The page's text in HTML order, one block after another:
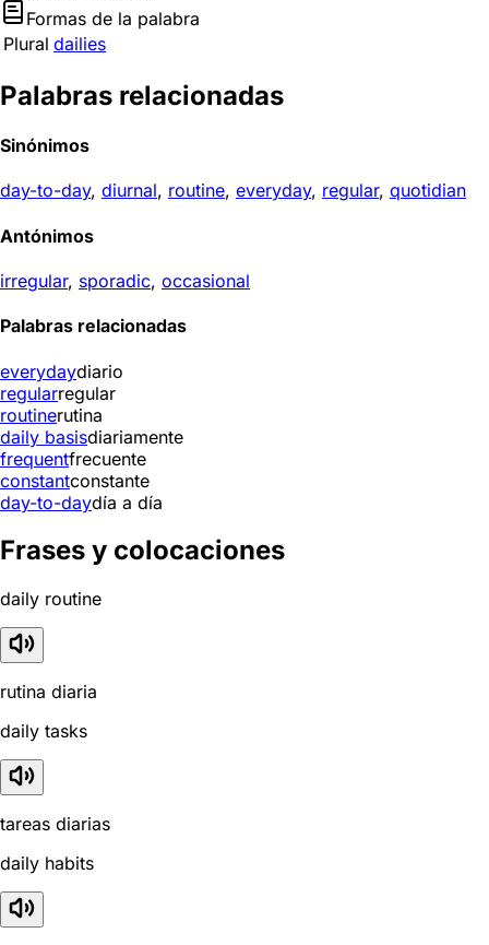
Formas de la palabra
Plural dailies
Palabras relacionadas
Sinónimos
day-to-day, diurnal, routine, everyday, regular, quotidian
Antónimos
irregular, sporadic, occasional
Palabras relacionadas
everydaydiario
regularregular
routinerutina
daily basisdiariamente
frequentfrecuente
constantconstante
day-to-daydía a día
Frases y colocaciones
daily routine
rutina diaria
daily tasks
tareas diarias
daily habits